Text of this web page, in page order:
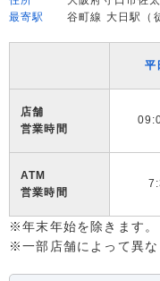
最寄駅
谷町線 大日駅（
平
店舗
営業時間
ATM
営業時間
※年末年始を除きます。
※一部店舗によって異な